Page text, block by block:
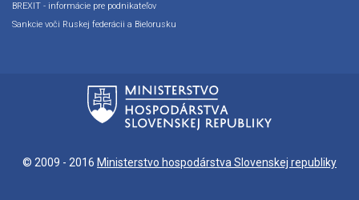
BREXIT - informácie pre podnikateľov
Sankcie voči Ruskej federácii a Bielorusku
© 2009 - 2016 Ministerstvo hospodárstva Slovenskej republiky